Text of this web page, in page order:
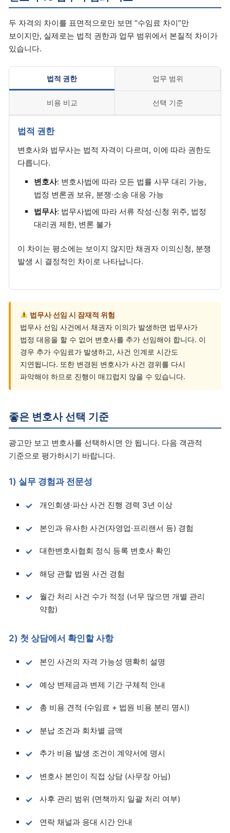
두 자격의 차이를 표면적으로만 보면 “수임료 차이”만
보이지만, 실제로는 법적 권한과 업무 범위에서 본질적 차이가
있습니다.
법적 권한 업무 범위
비용 비교 선택 기준
법적 권한
변호사와 법무사는 법적 자격이 다르며, 이에 따라 권한도
다릅니다.
변호사: 변호사법에 따라 모든 법률 사무 대리 가능,
법정 변론권 보유, 분쟁·소송 대응 가능
법무사: 법무사법에 따라 서류 작성·신청 위주, 법정
대리권 제한, 변론 불가
이 차이는 평소에는 보이지 않지만 채권자 이의신청, 분쟁
발생 시 결정적인 차이로 나타납니다.
법무사 선임 시 잠재적 위험
법무사 선임 사건에서 채권자 이의가 발생하면 법무사가
법정 대응을 할 수 없어 변호사를 추가 선임해야 합니다. 이
경우 추가 수임료가 발생하고, 사건 인계로 시간도
지연됩니다. 또한 변경된 변호사가 사건 경위를 다시
파악해야 하므로 진행이 매끄럽지 않을 수 있습니다.
좋은 변호사 선택 기준
광고만 보고 변호사를 선택하시면 안 됩니다. 다음 객관적
기준으로 평가하시기 바랍니다.
1) 실무 경험과 전문성
개인회생·파산 사건 진행 경력 3년 이상
본인과 유사한 사건(자영업·프리랜서 등) 경험
대한변호사협회 정식 등록 변호사 확인
해당 관할 법원 사건 경험
월간 처리 사건 수가 적정 (너무 많으면 개별 관리
약함)
2) 첫 상담에서 확인할 사항
본인 사건의 자격 가능성 명확히 설명
예상 변제금과 변제 기간 구체적 안내
총 비용 견적 (수임료 + 법원 비용 분리 명시)
분납 조건과 회차별 금액
추가 비용 발생 조건이 계약서에 명시
변호사 본인이 직접 상담 (사무장 아님)
사후 관리 범위 (면책까지 일괄 처리 여부)
연락 채널과 응대 시간 안내